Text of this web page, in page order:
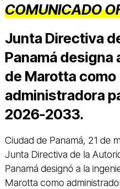
COMUNICADO
Junta Directiva
Panamá designa
de Marotta como
administradora
2026-2033.
Ciudad de Panamá, 21 de
Junta Directiva de la
Panamá designó a la
Marotta como